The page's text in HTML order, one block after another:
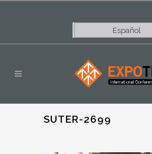
Español
SUTER-2699